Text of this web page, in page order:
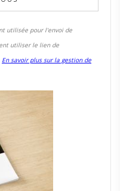
utilisée pour l'envoi de
utiliser le lien de
En savoir plus sur la gestion de